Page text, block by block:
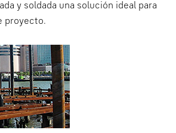
y soldada una solución ideal para
proyecto.